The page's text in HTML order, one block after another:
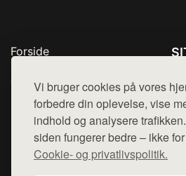
Vi bruger cookies på vores
forbedre din oplevelse, vise
indhold og analysere
siden fungerer bedre – ikke
Cookie- og privatlivspolitik.
Forside
Top Rabatter
Blog
Kontakt